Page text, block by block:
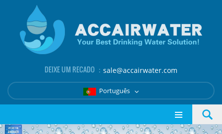
DEIXE UM RECADO ： sale@accairwater.com
Português